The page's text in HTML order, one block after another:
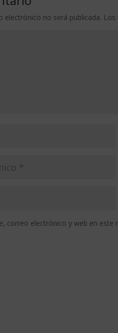
electrónico no será publicada.
correo electrónico y web en este